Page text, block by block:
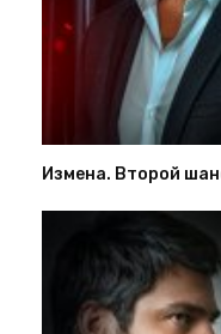
Измена. Второй